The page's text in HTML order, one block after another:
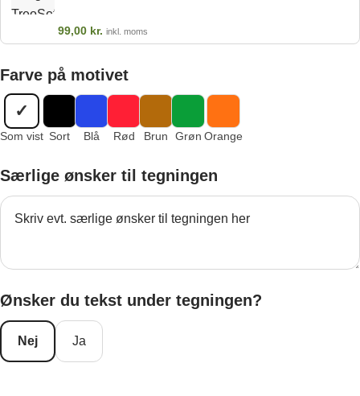
99,00 kr. inkl. moms
Farve på motivet
✓
Som vist Sort Blå Rød Brun Grøn Orange
Særlige ønsker til tegningen
Ønsker du tekst under tegningen?
Nej Ja